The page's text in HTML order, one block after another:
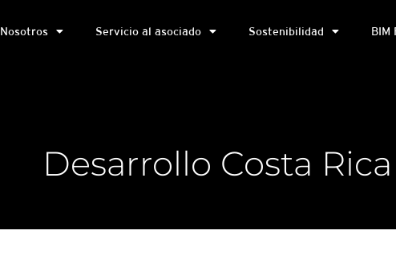
Nosotros Servicio al asociado Sostenibilidad BIM
Desarrollo Costa Rica